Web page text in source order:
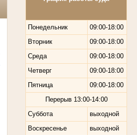
Понедельник
09:00-18:00
Вторник
09:00-18:00
Среда
09:00-18:00
Четверг
09:00-18:00
Пятница
09:00-18:00
Перерыв 13:00-14:00
Суббота
выходной
Воскресенье
выходной